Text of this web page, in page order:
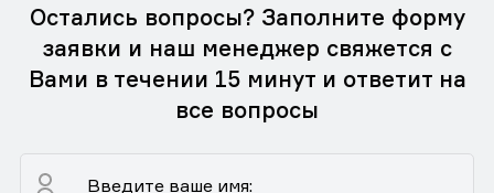
Остались вопросы? Заполните форму
заявки и наш менеджер свяжется с
Вами в течении 15 минут и ответит на
все вопросы